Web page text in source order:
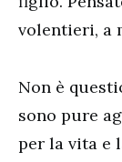
volentieri, a
Non è
sono pure
per la vita e